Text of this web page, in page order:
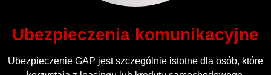
Ubezpieczenia komunikacyjne
Ubezpieczenie GAP jest szczególnie istotne dla osób, które